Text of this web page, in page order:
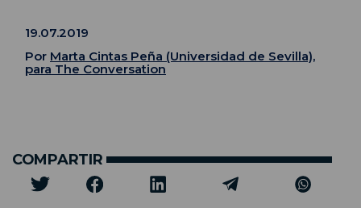
19.07.2019
Por Marta Cintas Peña (Universidad de Sevilla),
para The Conversation
COMPARTIR